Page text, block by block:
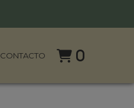
CONTACTO 0